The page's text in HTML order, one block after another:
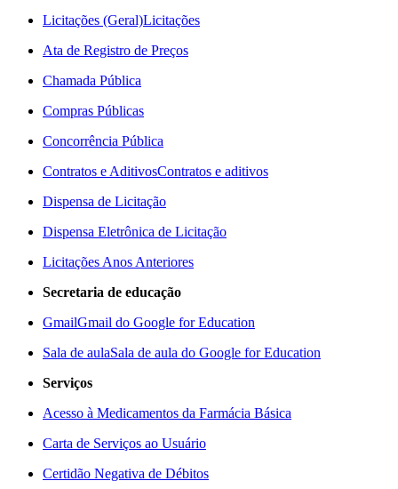
Licitações (Geral)Licitações
Ata de Registro de Preços
Chamada Pública
Compras Públicas
Concorrência Pública
Contratos e AditivosContratos e aditivos
Dispensa de Licitação
Dispensa Eletrônica de Licitação
Licitações Anos Anteriores
Secretaria de educação
GmailGmail do Google for Education
Sala de aulaSala de aula do Google for Education
Serviços
Acesso à Medicamentos da Farmácia Básica
Carta de Serviços ao Usuário
Certidão Negativa de Débitos